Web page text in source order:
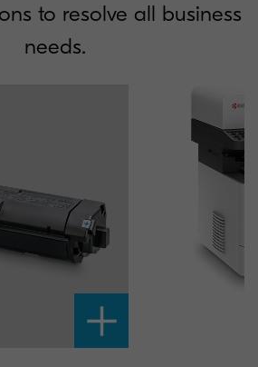
to resolve all business
needs.